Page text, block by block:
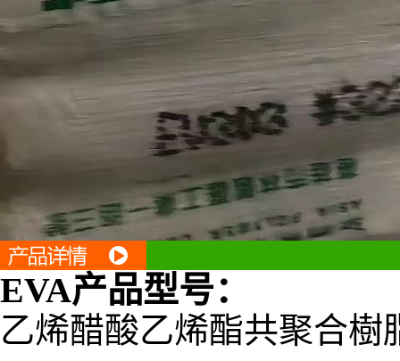
EVA产品型号：
乙烯醋酸乙烯酯共聚合樹